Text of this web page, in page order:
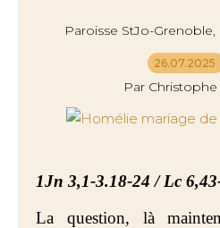
Paroisse StJo-Grenoble,
26.07.2025
Par
1Jn 3,1-3.18-24 / Lc
La question, là